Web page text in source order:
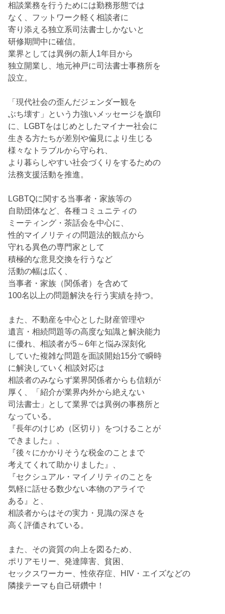
相談業務を行うためには勤務形態では
なく、フットワーク軽く相談者に
寄り添える独立系司法書士しかないと
研修期間中に確信。
業界としては異例の新人1年目から
独立開業し、地元神戸に司法書士事務所を
設立。
「現代社会の歪んだジェンダー観を
ぶち壊す」という力強いメッセージを旗印
に、LGBTをはじめとしたマイナー社会に
生きる方たちが差別や偏見により生じる
様々なトラブルから守られ、
より暮らしやすい社会づくりをするための
法務支援活動を推進。
LGBTQに関する当事者・家族等の
自助団体など、各種コミュニティの
ミーティング・茶話会を中心に、
性的マイノリティの問題法的観点から
守れる異色の専門家として
積極的な意見交換を行うなど
活動の幅は広く、
当事者・家族（関係者）を含めて
100名以上の問題解決を行う実績を持つ。
また、不動産を中心とした財産管理や
遺言・相続問題等の高度な知識と解決能力
に優れ、相談者が5～6年と悩み深刻化
していた複雑な問題を面談開始15分で瞬時
に解決していく相談対応は
相談者のみならず業界関係者からも信頼が
厚く、「紹介が業界内外から絶えない
司法書士」として業界では異例の事務所と
なっている。
『長年のけじめ（区切り）をつけることが
できました』、
『後々にかかりそうな税金のことまで
考えてくれて助かりました』、
『セクシュアル・マイノリティのことを
気軽に話せる数少ない本物のアライで
ある』と、
相談者からはその実力・見識の深さを
高く評価されている。
また、その資質の向上を図るため、
ポリアモリー、発達障害、貧困、
セックスワーカー、性依存症、HIV・エイズなどの
隣接テーマも自己研鑽中！